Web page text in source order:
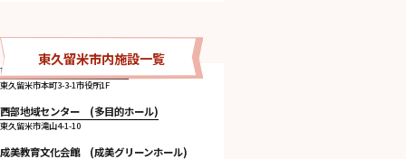
東久留米市内施設一覧
市民プラザホール (ホール)
東久留米市本町3-3-1市役所1F
西部地域センター (多目的ホール)
東久留米市滝山4-1-10
成美教育文化会館 (成美グリーンホール)